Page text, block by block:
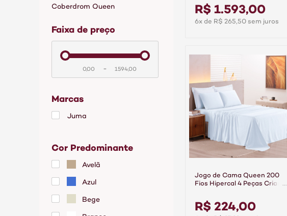
Coberdrom Queen
faixa de preço
Marcas
Juma
Cor Predominante
Avelã
Azul
Bege
R$ 1.593,00
6x de R$ 265,50 sem juros
Jogo de Cama Queen 200
Fios Hipercal 4 Peças Criarte
R$ 224,00